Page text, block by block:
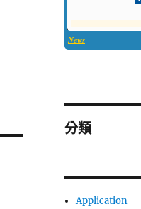
分類
Application